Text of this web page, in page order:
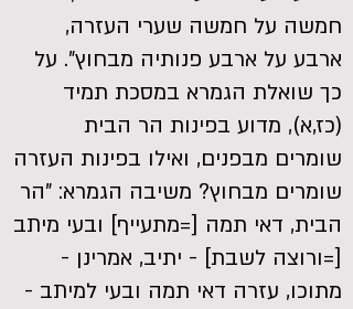
חמשה על חמשה שערי העזרה,
ארבע על ארבע פנותיה מבחוץ". על
כך שואלת הגמרא במסכת תמיד
(כז,א), מדוע בפינות הר הבית
שומרים מבפנים, ואילו בפינות העזרה
שומרים מבחוץ? משיבה הגמרא: "הר
הבית, דאי תמה [=מתעייף] ובעי מיתב
[=ורוצה לשבת] - יתיב, אמרינן -
מתוכו, עזרה דאי תמה ובעי למיתב -